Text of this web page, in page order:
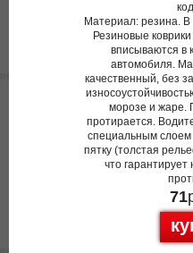
Материал: резина. В
Резиновые
вписываются в
автомобиля.
качественный, без
морозе и жаре.
протирается.
специальным
пятку (толстая
что
71